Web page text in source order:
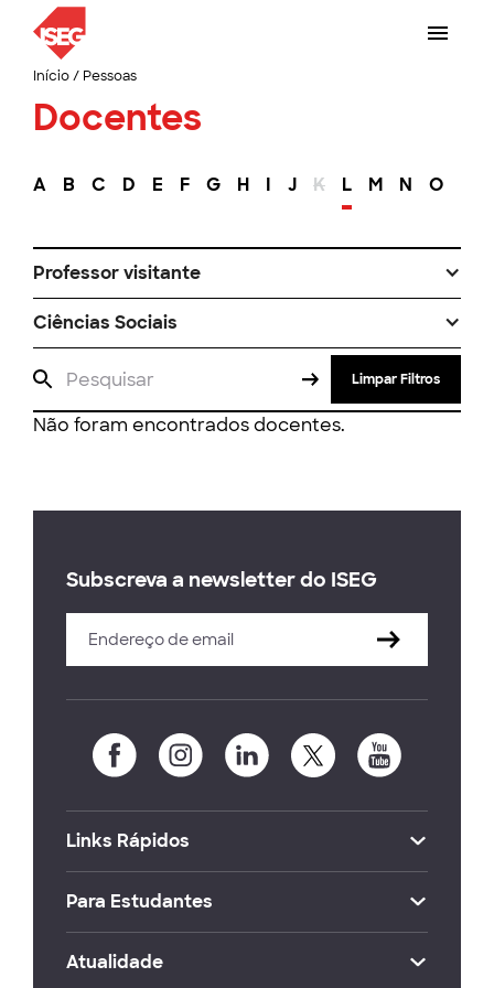
Início/ Pessoas
Docentes
A B C D E F G H I J K L M N O
Professor visitante
Ciências Sociais
Limpar Filtros
Não foram encontrados docentes.
Subscreva a newsletter do ISEG
Links Rápidos
Para Estudantes
Atualidade